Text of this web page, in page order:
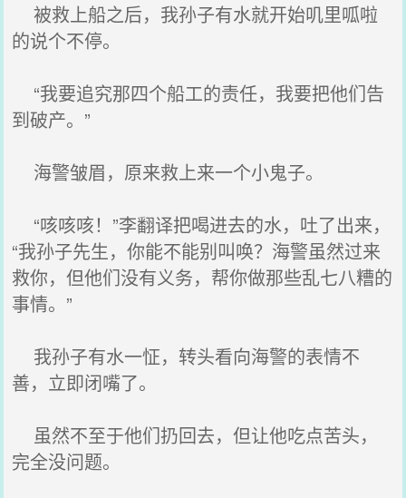
被救上船之后，我孙子有水就开始叽里呱啦
的说个不停。
“我要追究那四个船工的责任，我要把他们告
到破产。”
海警皱眉，原来救上来一个小鬼子。
“咳咳咳！”李翻译把喝进去的水，吐了出来，
“我孙子先生，你能不能别叫唤？海警虽然过来
救你，但他们没有义务，帮你做那些乱七八糟的
事情。”
我孙子有水一怔，转头看向海警的表情不
善，立即闭嘴了。
虽然不至于他们扔回去，但让他吃点苦头，
完全没问题。